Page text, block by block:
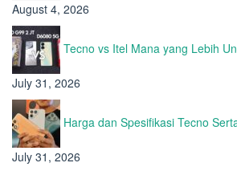
August 4, 2026
Tecno vs Itel Mana yang Lebih
July 31, 2026
Harga dan Spesifikasi Tecno
July 31, 2026